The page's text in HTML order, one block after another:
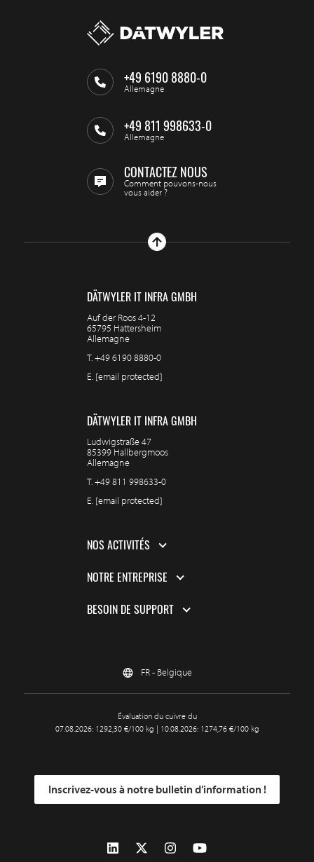
+49 6190 8880-0
Allemagne
+49 811 998633-0
Allemagne
CONTACTEZ NOUS
Comment pouvons-nous
vous aider ?
DÄTWYLER IT INFRA GMBH
Auf der Roos 4-12
65795 Hattersheim
Allemagne
T.+49 6190 8880-0
E. [email protected]
DÄTWYLER IT INFRA GMBH
Ludwigstraße 47
85399 Hallbergmoos
Allemagne
T.+49 811 998633-0
E. [email protected]
NOS ACTIVITÉS
NOTRE ENTREPRISE
BESOIN DE SUPPORT
FR - Belgique
Évaluation du cuivre du
07.08.2026: 1292,30 €/100 kg | 10.08.2026: 1274,76 €/100 kg
Inscrivez-vous à notre bulletin d’information !